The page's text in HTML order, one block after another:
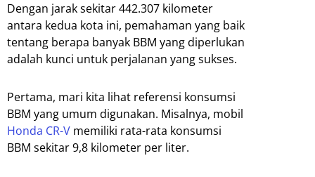
Dengan jarak sekitar 442.307 kilometer
antara kedua kota ini, pemahaman yang baik
tentang berapa banyak BBM yang diperlukan
adalah kunci untuk perjalanan yang sukses.
Pertama, mari kita lihat referensi konsumsi
BBM yang umum digunakan. Misalnya, mobil
Honda CR-V memiliki rata-rata konsumsi
BBM sekitar 9,8 kilometer per liter.